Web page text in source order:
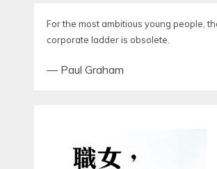
For the most ambitious young people,
corporate ladder is obsolete.
— Paul Graham